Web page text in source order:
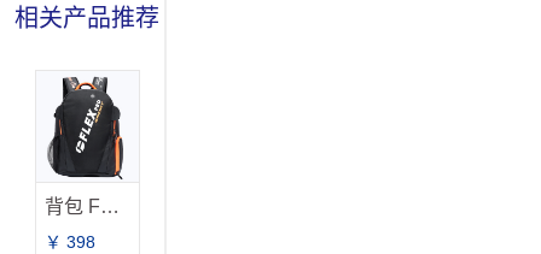
相关产品推荐
背包 FB-2021
￥ 398